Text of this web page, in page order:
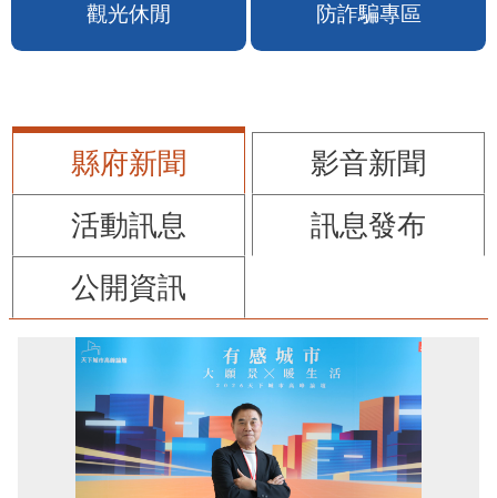
觀光休閒 防詐騙專區
縣府新聞
影音新聞
活動訊息
訊息發布
公開資訊